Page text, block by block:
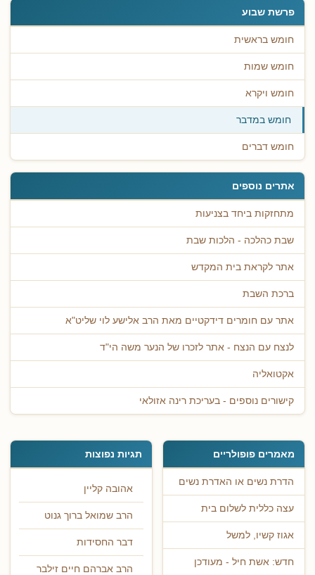
פרשת שבוע
חומש בראשית
חומש שמות
חומש ויקרא
חומש במדבר
חומש דברים
אתרים נוספים
מתחזקות ביחד בצניעות
שבת כהלכה - הלכות שבת
אתר לקראת בית המקדש
ברכת השבת
אתר עם חומרים דידקטיים מאת הרב אלישע לוי שליט"א
לנצח עם הנצח - אתר לזכרו של הנער משה הי"ד
אקטואליה
קישורים נוספים - בעריכת רינה אזולאי
מאמרים פופולריים
הדרת נשים או האדרת נשים
עצה כללית לשלום בית
אגוז קשיו, למשל
חדש: אשת חיל - מעודכן
תגיות נפוצות
אהובה קליין
הרב שמואל ברוך גנוט
דבר החסידות
הרב אברהם חיים זילבר